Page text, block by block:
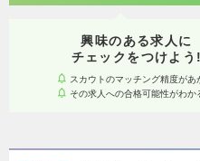
興味のある求人に
チェックをつけよう!
スカウトのマッチング精度があ
その求人への合格可能性がわか